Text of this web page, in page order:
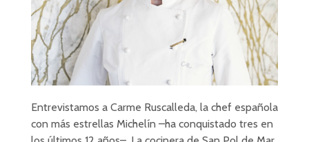
Entrevistamos a Carme Ruscalleda, la chef española
con más estrellas Michelín –ha conquistado tres en